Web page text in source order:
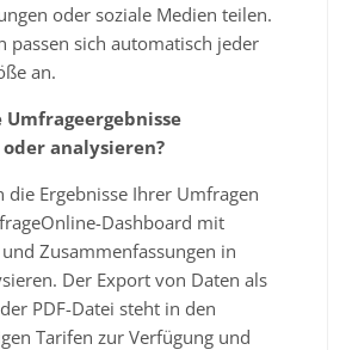
oder soziale Medien teilen.
passen sich automatisch jeder
an.
Umfrageergebnisse
analysieren?
die Ergebnisse Ihrer Umfragen
Dashboard mit
Zusammenfassungen in
Der Export von Daten als
PDF-Datei steht in den
Tarifen zur Verfügung und